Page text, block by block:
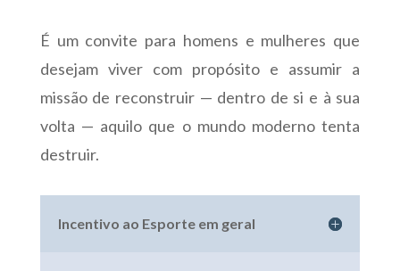
É um convite para homens e mulheres que
desejam viver com propósito e assumir a
missão de reconstruir — dentro de si e à sua
volta — aquilo que o mundo moderno tenta
destruir.
Incentivo ao Esporte em geral